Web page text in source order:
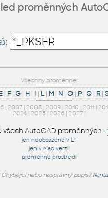
proměnných
Všechny proměnné:
| F|G | H | I | L | M | N |O | P |Q | R |
| 2007| 2008| 2009| 2010 | 2011|
2024| 2025 | 2026| 2027|
všech AutoCAD proměnných -
jen neobsažené v LT
jen v Mac verzi
proměnné prostředí
nebo nesprávný popis?